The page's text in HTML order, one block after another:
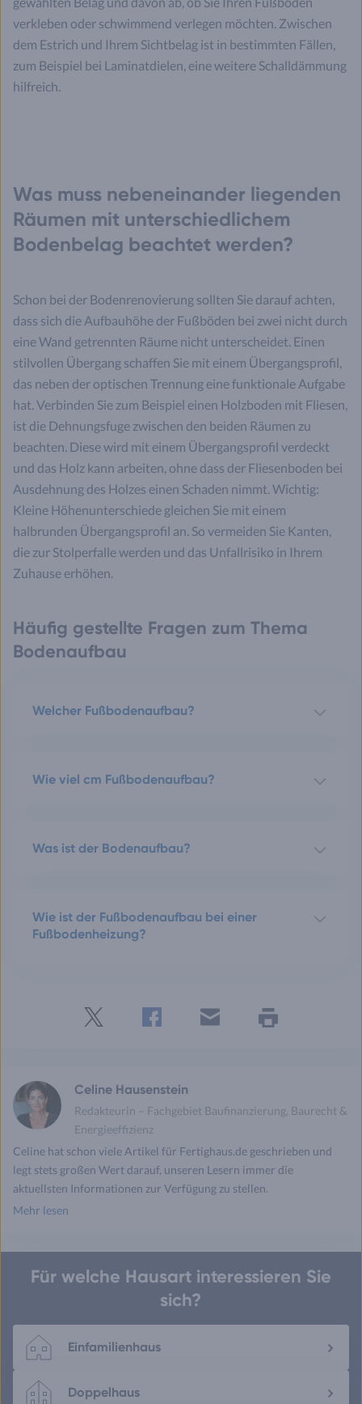
verkleben oder schwimmend verlegen möchten. Zwischen
dem Estrich und Ihrem Sichtbelag ist in bestimmten Fällen,
zum Beispiel bei Laminatdielen, eine weitere Schalldämmung
hilfreich.
Was muss nebeneinander liegenden
Räumen mit unterschiedlichem
Bodenbelag beachtet werden?
Schon bei der Bodenrenovierung sollten Sie darauf achten,
dass sich die Aufbauhöhe der Fußböden bei zwei nicht durch
eine Wand getrennten Räume nicht unterscheidet. Einen
stilvollen Übergang schaffen Sie mit einem Übergangsprofil,
das neben der optischen Trennung eine funktionale Aufgabe
hat. Verbinden Sie zum Beispiel einen Holzboden mit Fliesen,
ist die Dehnungsfuge zwischen den beiden Räumen zu
beachten. Diese wird mit einem Übergangsprofil verdeckt
und das Holz kann arbeiten, ohne dass der Fliesenboden bei
Ausdehnung des Holzes einen Schaden nimmt. Wichtig:
Kleine Höhenunterschiede gleichen Sie mit einem
halbrunden Übergangsprofil an. So vermeiden Sie Kanten,
die zur Stolperfalle werden und das Unfallrisiko in Ihrem
Zuhause erhöhen.
Häufig gestellte Fragen zum Thema
Bodenaufbau
Welcher Fußbodenaufbau?
Wie viel cm Fußbodenaufbau?
Was ist der Bodenaufbau?
Wie ist der Fußbodenaufbau bei einer
Fußbodenheizung?
Celine Hausenstein
Redakteurin – Fachgebiet Baufinanzierung, Baurecht &
Energieeffizienz
Celine hat schon viele Artikel für Fertighaus.de geschrieben und
legt stets großen Wert darauf, unseren Lesern immer die
aktuellsten Informationen zur Verfügung zu stellen.
Mehr lesen
Für welche Hausart interessieren Sie
sich?
Einfamilienhaus
Doppelhaus